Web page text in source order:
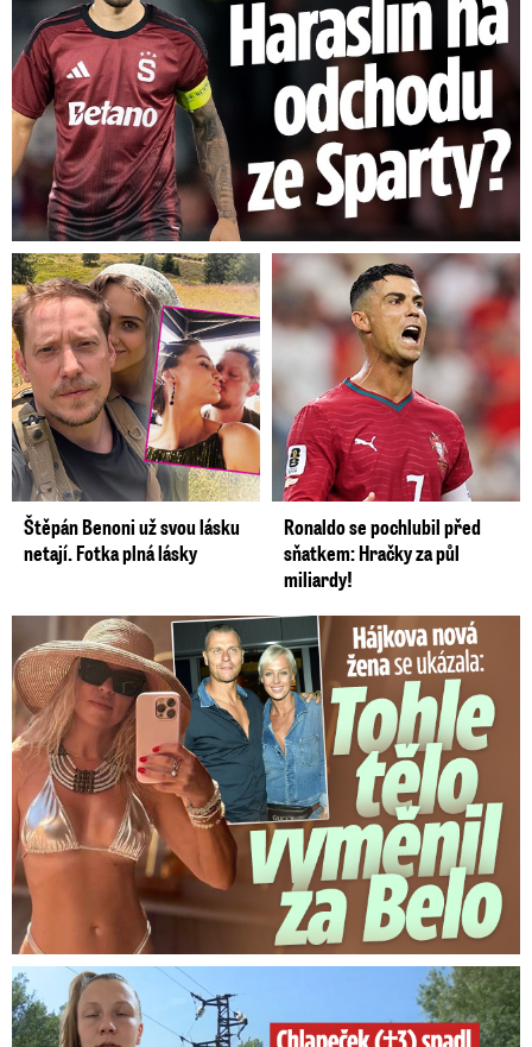
Štěpán Benoni už svou lásku
netají. Fotka plná lásky
Ronaldo se pochlubil před
sňatkem: Hračky za půl
miliardy!
Tohle tělo nahradilo Belo: Nová partnerka se ukázala...
Smrtelný pád chlapce: Matka vydala vyjádření na 16 stran